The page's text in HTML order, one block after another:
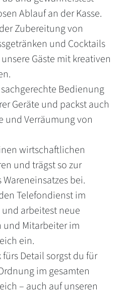
Ablauf an der Kasse.
Zubereitung von
und Cocktails
Gäste mit kreativen
Bedienung
Geräte und packst auch
und Verräumung von
wirtschaftlichen
und trägst so zur
bei.
Telefondienst im
arbeitest neue
Mitarbeiter im
ein.
Detail sorgst du für
im gesamten
– auch auf unseren